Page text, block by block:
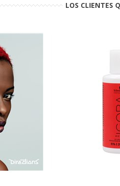
LOS CLIENTES